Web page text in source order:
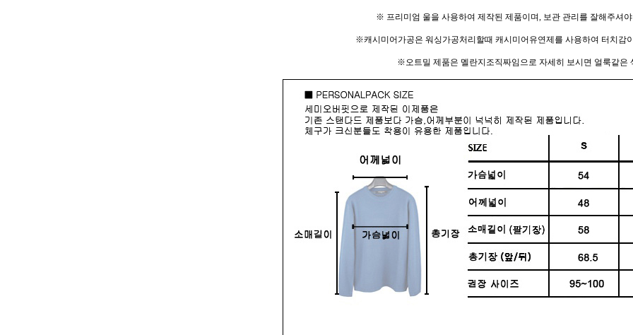
※ 프리미엄 울을 사용하여 제작된 제품이며, 보관 관리를 잘해주셔
※캐시미어가공은 워싱가공처리할때 캐시미어유연제를 사용하여 터치감
※오트밀 제품은 멜란지조직짜임으로 자세히 보시면 얼룩같은